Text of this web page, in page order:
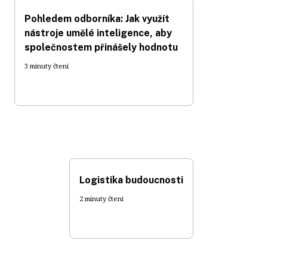
Pohledem odborníka: Jak využít
nástroje umělé inteligence, aby
společnostem přinášely hodnotu
3 minuty čtení
Logistika budoucnosti
2 minuty čtení